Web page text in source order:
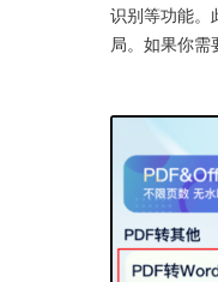
识别等功能。
局。如果你需